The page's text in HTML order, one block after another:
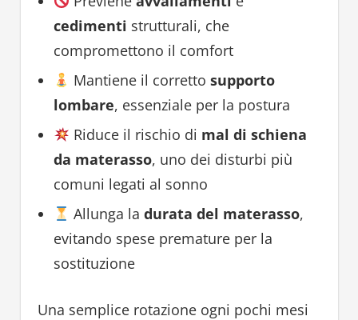
cedimenti strutturali, che
compromettono il comfort
Mantiene il correttosupporto
lombare, essenziale per la postura
Riduce il rischio di mal di schiena
da materasso, uno dei disturbi più
comuni legati al sonno
Allunga ladurata del materasso,
evitando spese premature per la
sostituzione
Una semplice rotazione ogni pochi mesi